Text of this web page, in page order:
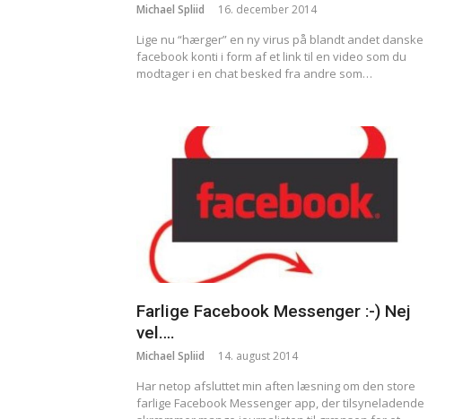
Michael Spliid 16. december 2014
Lige nu “hærger” en ny virus på blandt andet danske
facebook konti i form af et link til en video som du
modtager i en chat besked fra andre som…
Farlige Facebook Messenger :-) Nej
vel….
Michael Spliid 14. august 2014
Har netop afsluttet min aften læsning om den store
farlige Facebook Messenger app, der tilsyneladende